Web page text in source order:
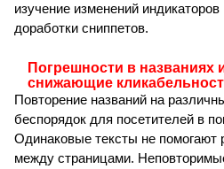
изучение изменений индикаторов
доработки сниппетов.
Погрешности в названиях
снижающие
Повторение названий на
беспорядок для посетителей в
Одинаковые тексты не помогают
между страницами.